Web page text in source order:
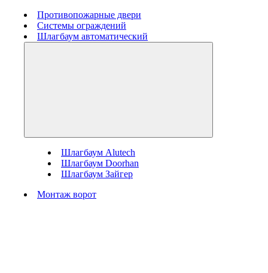
Противопожарные двери
Системы ограждений
Шлагбаум автоматический
Шлагбаум Alutech
Шлагбаум Doorhan
Шлагбаум Зайгер
Монтаж ворот